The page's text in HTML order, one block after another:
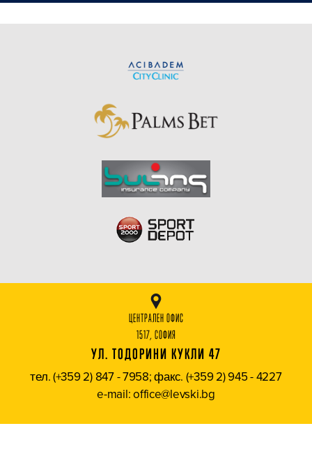
ЦЕНТРАЛЕН ОФИС
1517, СОФИЯ
УЛ. ТОДОРИНИ КУКЛИ 47
тел. (+359 2) 847 - 7958; факс. (+359 2) 945 - 4227
e-mail: office@levski.bg